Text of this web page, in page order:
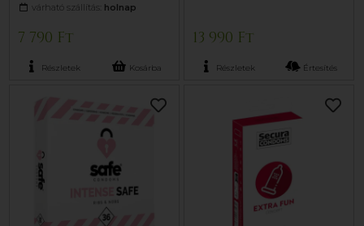
várható szállítás: holnap
7 790 Ft
Részletek Kosárba
13 990 Ft
Részletek Értesítés